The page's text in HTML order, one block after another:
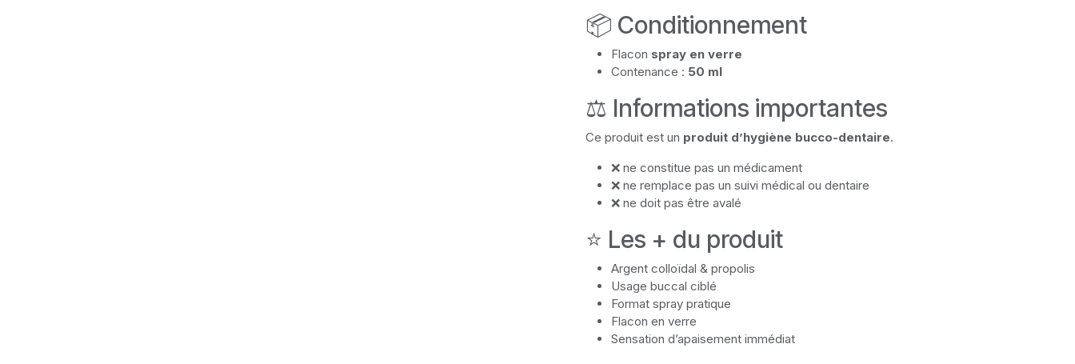
📦 Conditionnement
Flacon spray en verre
Contenance : 50 ml
⚖️ Informations importantes
Ce produit est un produit d’hygiène bucco-dentaire.
❌ ne constitue pas un médicament
❌ ne remplace pas un suivi médical ou dentaire
❌ ne doit pas être avalé
⭐ Les + du produit
Argent colloïdal & propolis
Usage buccal ciblé
Format spray pratique
Flacon en verre
Sensation d’apaisement immédiat